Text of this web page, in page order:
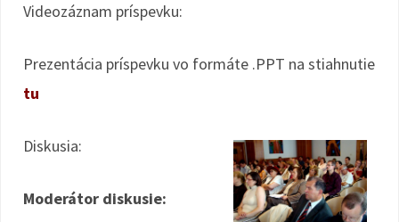
Videozáznam príspevku:
Prezentácia príspevku vo formáte .PPT na stiahnutie
tu
Diskusia:
Moderátor diskusie: